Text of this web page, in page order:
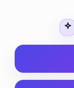
Laissez-vous